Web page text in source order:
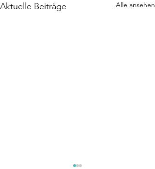
Aktuelle Beiträge Alle ansehen